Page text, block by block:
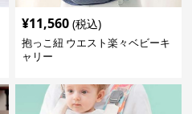
¥11,560 (税込)
抱っこ紐 ウエスト楽々ベビーキ
ャリー